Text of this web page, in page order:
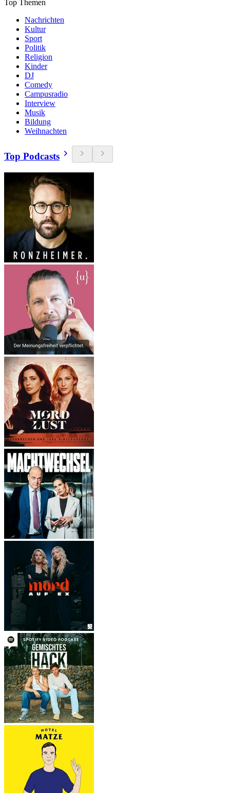
Top Themen
Nachrichten
Kultur
Sport
Politik
Religion
Kinder
DJ
Comedy
Campusradio
Interview
Musik
Bildung
Weihnachten
Top Podcasts